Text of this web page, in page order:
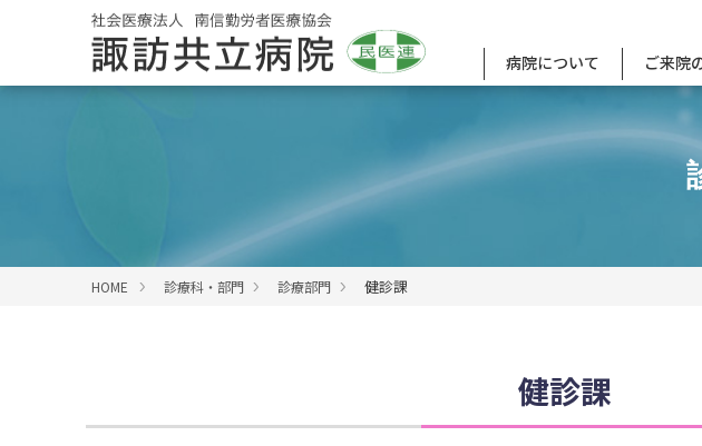
病院について ご来院
HOME 診療科・部門 診療部門 健診課
健診課